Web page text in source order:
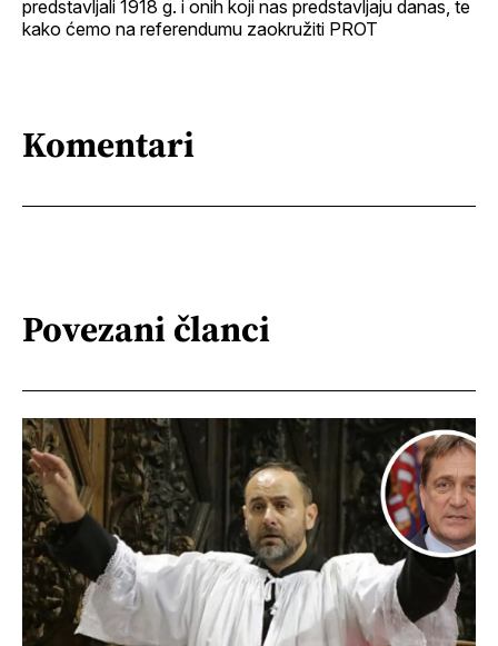
predstavljali 1918 g. i onih koji nas predstavljaju danas, te
kako ćemo na referendumu zaokružiti PROT
Komentari
Povezani članci